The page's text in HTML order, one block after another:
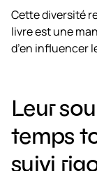
Cette diversité
livre est une
d’en influencer
Leur
temps
suivi